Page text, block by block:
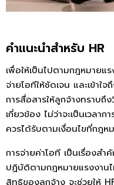
คำแนะนำสำหรับ HR
เพื่อให้เป็นไปตามกฎหมายแ
จ่ายโอทีให้ชัดเจน และเข้าใ
การสื่อสารให้ลูกจ้างทราบ
เกี่ยวข้อง ไม่ว่าจะเป็นเวลา
ควรได้รับตามเงื่อนไขที่กฎห
การจ่ายค่าโอที เป็นเรื่องส
ปฏิบัติตามกฎหมายแรงงาน
สิทธิของลูกจ้าง จะช่วยให้